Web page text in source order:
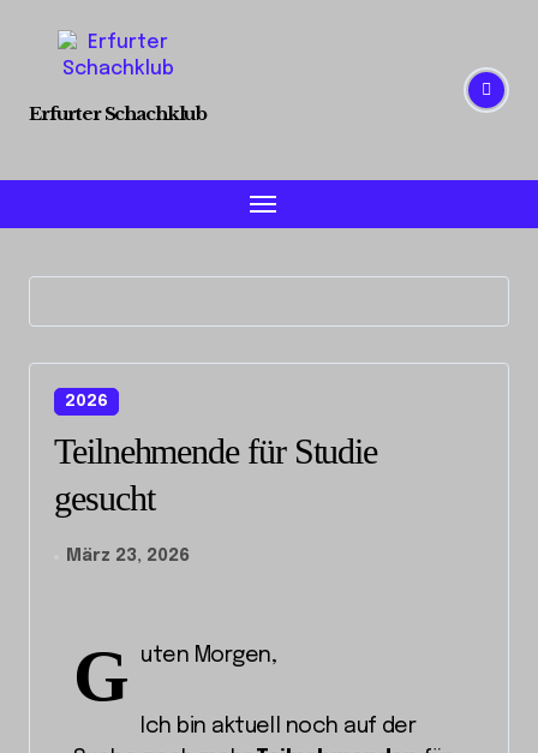
content
Erfurter Schachklub
2026
Teilnehmende für Studie
gesucht
März 23, 2026
G uten Morgen,
Ich bin aktuell noch auf der